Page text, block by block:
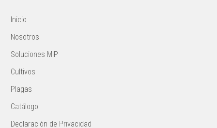
Inicio
Nosotros
Soluciones MIP
Cultivos
Plagas
Catálogo
Declaración de Privacidad